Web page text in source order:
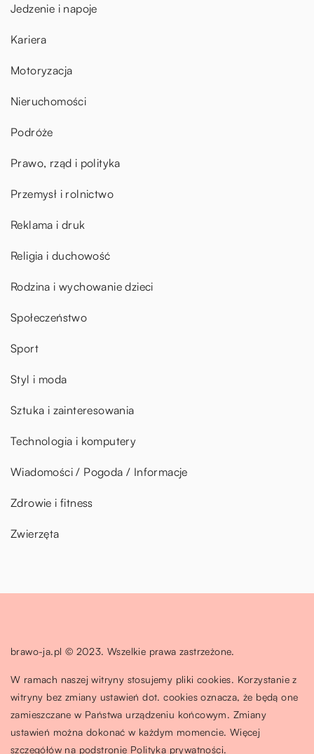
Jedzenie i napoje
Kariera
Motoryzacja
Nieruchomości
Podróże
Prawo, rząd i polityka
Przemysł i rolnictwo
Reklama i druk
Religia i duchowość
Rodzina i wychowanie dzieci
Społeczeństwo
Sport
Styl i moda
Sztuka i zainteresowania
Technologia i komputery
Wiadomości / Pogoda / Informacje
Zdrowie i fitness
Zwierzęta
brawo-ja.pl © 2023. Wszelkie prawa zastrzeżone.
W ramach naszej witryny stosujemy pliki cookies. Korzystanie z
witryny bez zmiany ustawień dot. cookies oznacza, że będą one
zamieszczane w Państwa urządzeniu końcowym. Zmiany
ustawień można dokonać w każdym momencie. Więcej
szczegółów na podstronie Polityka prywatności.